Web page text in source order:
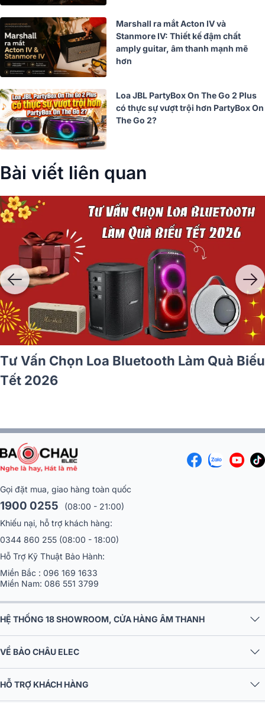
Marshall ra mắt Acton IV và
Stanmore IV: Thiết kế đậm chất
amply guitar, âm thanh mạnh mẽ
hơn
Loa JBL PartyBox On The Go 2 Plus
có thực sự vượt trội hơn PartyBox On
The Go 2?
Bài viết liên quan
Tư Vấn Chọn Loa Bluetooth Làm Quà Biếu
Tết 2026
Gọi đặt mua, giao hàng toàn quốc
1900 0255
(08:00 - 21:00)
Khiếu nại, hỗ trợ khách hàng:
0344 860 255 (08:00 - 18:00)
Hỗ Trợ Kỹ Thuật Bảo Hành:
Miền Bắc : 096 169 1633
Miền Nam: 086 551 3799
HỆ THỐNG 18 SHOWROOM, CỬA HÀNG ÂM THANH
VỀ BẢO CHÂU ELEC
HỖ TRỢ KHÁCH HÀNG